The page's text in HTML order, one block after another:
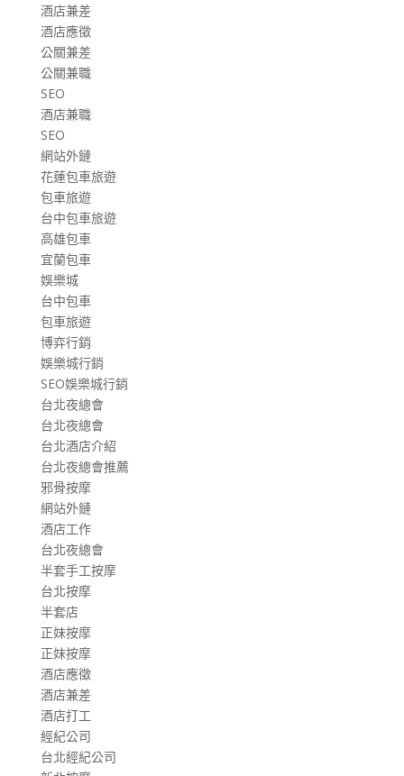
酒店兼差
酒店應徵
公關兼差
公關兼職
SEO
酒店兼職
SEO
網站外鏈
花蓮包車旅遊
包車旅遊
台中包車旅遊
高雄包車
宜蘭包車
娛樂城
台中包車
包車旅遊
博弈行銷
娛樂城行銷
SEO娛樂城行銷
台北夜總會
台北夜總會
台北酒店介紹
台北夜總會推薦
邪骨按摩
網站外鏈
酒店工作
台北夜總會
半套手工按摩
台北按摩
半套店
正妹按摩
正妹按摩
酒店應徵
酒店兼差
酒店打工
經紀公司
台北經紀公司